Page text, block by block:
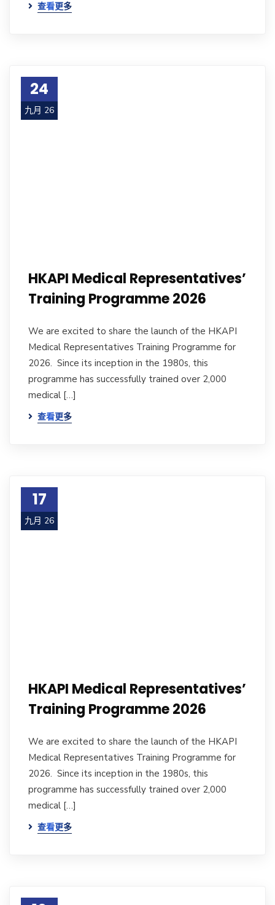
查看更多
24
九月 26
HKAPI Medical Representatives’
Training Programme 2026
We are excited to share the launch of the HKAPI
Medical Representatives Training Programme for
2026. Since its inception in the 1980s, this
programme has successfully trained over 2,000
medical […]
查看更多
17
九月 26
HKAPI Medical Representatives’
Training Programme 2026
We are excited to share the launch of the HKAPI
Medical Representatives Training Programme for
2026. Since its inception in the 1980s, this
programme has successfully trained over 2,000
medical […]
查看更多